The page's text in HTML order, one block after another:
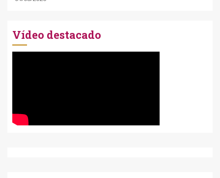
Vídeo destacado